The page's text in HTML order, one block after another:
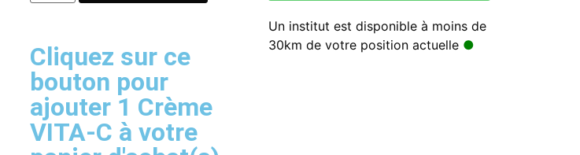
Cliquez sur ce
bouton pour
ajouter 1 Crème
VITA-C à votre
Un institut est disponible à moins de
30km de votre position actuelle ●